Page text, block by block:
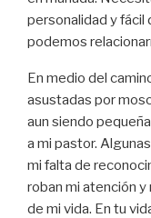
personalidad y
podemos
En medio del
asustadas por
aun siendo
a mi pastor. Algunas en mí son el control, mi frustración y
mi falta de
roban mi atención y
de mi vida. En tu